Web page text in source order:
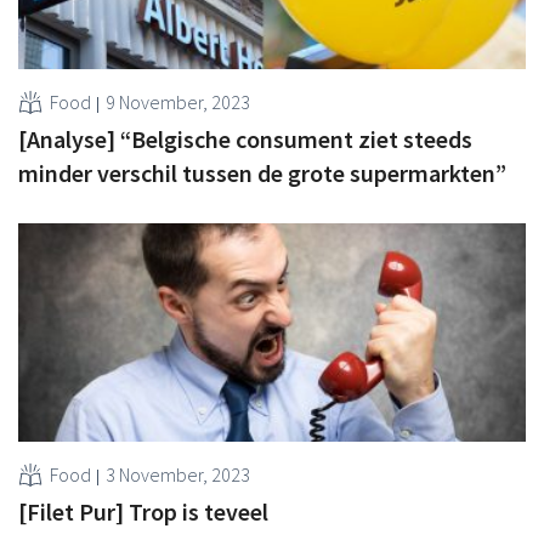
Food 9 November, 2023
[Analyse] “Belgische consument ziet steeds
minder verschil tussen de grote supermarkten”
Food 3 November, 2023
[Filet Pur] Trop is teveel